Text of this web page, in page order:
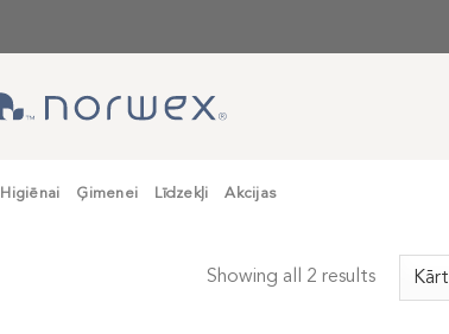
Higiēnai Ģimenei Līdzekļi Akcijas
Showing all 2 results